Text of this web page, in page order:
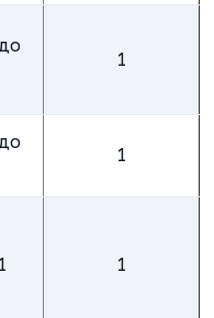
1
1
1